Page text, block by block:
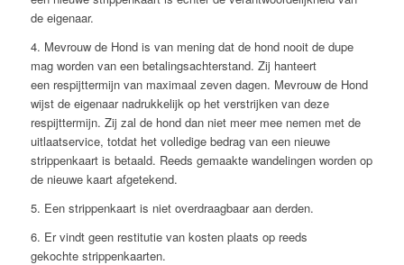
de eigenaar.
4. Mevrouw de Hond is van mening dat de hond nooit de dupe
mag worden van een betalingsachterstand. Zij hanteert
een respijttermijn van maximaal zeven dagen. Mevrouw de Hond
wijst de eigenaar nadrukkelijk op het verstrijken van deze
respijttermijn. Zij zal de hond dan niet meer mee nemen met de
uitlaatservice, totdat het volledige bedrag van een nieuwe
strippenkaart is betaald. Reeds gemaakte wandelingen worden op
de nieuwe kaart afgetekend.
5. Een strippenkaart is niet overdraagbaar aan derden.
6. Er vindt geen restitutie van kosten plaats op reeds
gekochte strippenkaarten.